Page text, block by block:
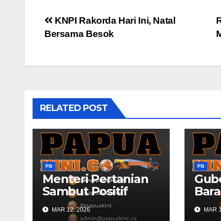
Post
KNPI Rakorda Hari Ini, Natal
Bersama Besok
RELATED POST
PB
Menteri Pertanian
Sambut Positif
Rencana
Pencetakah Sawah
MAR 12, 2026
PB
MAR